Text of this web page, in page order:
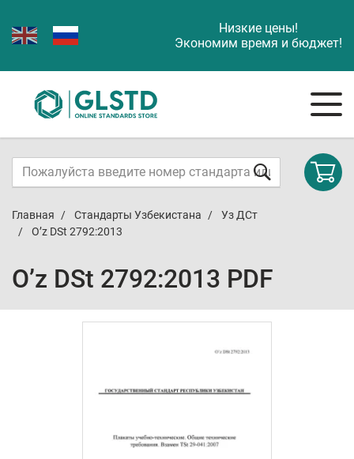
Низкие цены!
Экономим время и бюджет!
Главная Стандарты Узбекистана
Уз ДСт
O’z DSt 2792:2013
O’z DSt 2792:2013 PDF